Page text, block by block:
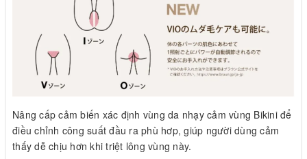
Nâng cấp cảm biến xác định vùng da nhạy cảm vùng Bikini để
điều chỉnh công suất đầu ra phù hơp, giúp người dùng cảm
thấy dễ chịu hơn khi triệt lông vùng này.